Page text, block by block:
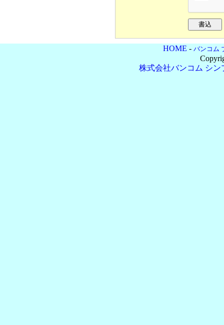
HOME - バンコム
株式会社バンコム シン